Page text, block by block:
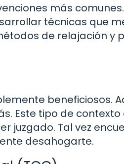
más
técnicas que
de relajación y
beneficiosos.
Este tipo de
juzgado. Tal vez
desahogarte.